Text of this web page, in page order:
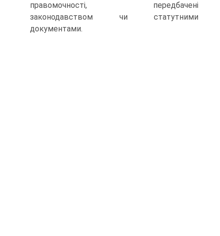
правомочності, передбачені
законодавством чи статутними
документами.